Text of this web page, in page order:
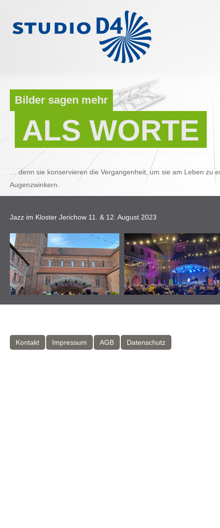
Bilder sagen mehr
ALS WORTE
… denn sie konservieren die Vergangenheit, um sie am Leben
Augenzwinkern.
Jazz im Kloster Jerichow 11. & 12. August 2023
Kontakt Impressum AGB Datenschutz